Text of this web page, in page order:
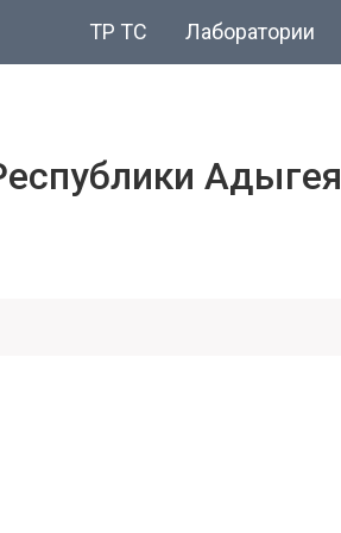
ТР ТС Лаборатории
Адыгея